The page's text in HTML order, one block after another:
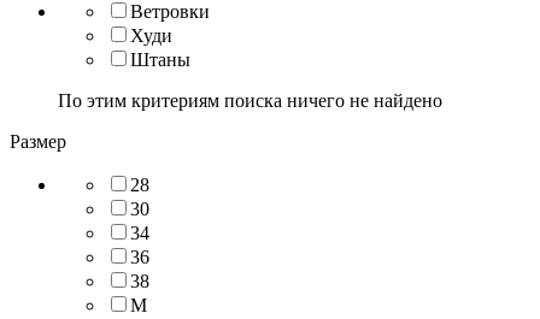
Ветровки
Худи
Штаны
По этим критериям поиска ничего не найдено
Размер
28
30
34
36
38
M